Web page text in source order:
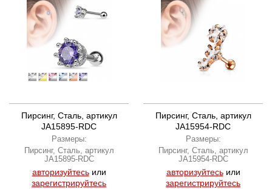
Пирсинг, Сталь, артикул
JA15895-RDC
Размеры:
Пирсинг, Сталь, артикул
JA15895-RDC
авторизуйтесьили
зарегистрируйтесь
Пирсинг, Сталь, артикул
JA15954-RDC
Размеры:
Пирсинг, Сталь, артикул
JA15954-RDC
авторизуйтесьили
зарегистрируйтесь